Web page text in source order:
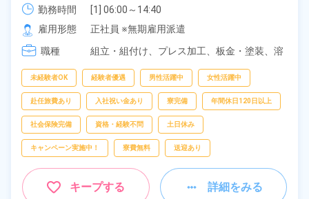
タグ 選択してください
ド
自宅周辺の
お仕事
Geo API」(HeartRails Inc.)
完備♪カバン一つで赴任OK！20代～30代の男女活躍
中！格安食堂あり♪生活支援物資事前対応可◎《福岡
県宮若市》
勤務時間
[1] 06:00～14:40
[2] 16:00～00:40
[3] 16:30～01:10
[4] 15:20～00:00
雇用形態
正社員 ※無期雇用派遣
職種
組立・組付け、 プレス加工、 板金・塗装、 溶
未経験者OK 経験者優遇 男性活躍中 女性活躍中
赴任旅費あり 入社祝い金あり 寮完備 年間休日120日以上
社会保険完備 資格・経験不問 土日休み
キャンペーン実施中！ 寮費無料 送迎あり
キープする 詳細をみる